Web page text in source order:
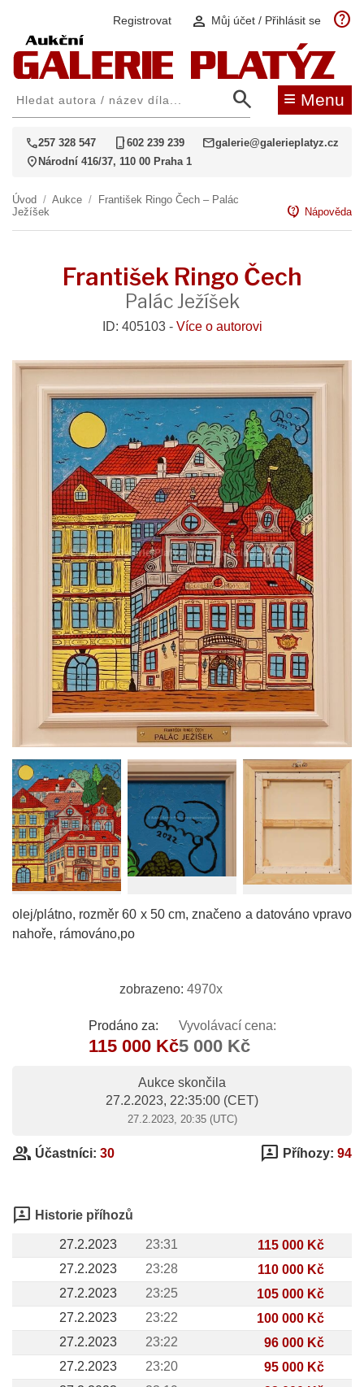
Registrovat person Můj účet / Přihlásit se help
search ≡ Menu
call257 328 547 phone_iphone602 239 239 mailgalerie@galerieplatyz.cz
location_on Národní 416/37, 110 00 Praha 1
Úvod / Aukce /
František Ringo Čech – Palác
Ježíšek
contact_support Nápověda
František Ringo Čech
Palác Ježíšek
ID: 405103 - Více o autorovi
olej/plátno, rozměr 60 x 50 cm, značeno a datováno vpravo
nahoře, rámováno,po
zobrazeno: 4970x
Prodáno za:
115 000 Kč
Vyvolávací cena:
5 000 Kč
Aukce skončila
27.2.2023, 22:35:00 (CET)
27.2.2023, 20:35 (UTC)
group Účastníci: 30 3p Příhozy: 94
3p Historie příhozů
27.2.2023 23:31
115 000 Kč
27.2.2023
23:28
110 000 Kč
27.2.2023
23:25
105 000 Kč
27.2.2023
23:22
100 000 Kč
27.2.2023
23:22
96 000 Kč
27.2.2023
23:20
95 000 Kč